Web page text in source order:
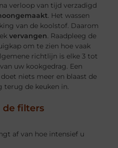
verloop van tijd verzadigd
. Het wassen
van de koolstof. Daarom
vervangen. Raadpleeg de
om te zien hoe vaak
richtlijn is elke 3 tot
uw kookgedrag. Een
niets meer en blaast de
terug de keuken in.
de filters
af van hoe intensief u